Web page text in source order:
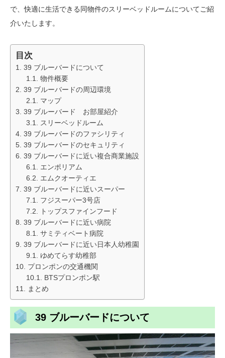
で、快適に生活できる同物件のスリーベッドルームについてご紹
介いたします。
目次
39 ブルーバードについて
物件概要
39 ブルーバードの周辺環境
マップ
39 ブルーバード お部屋紹介
スリーベッドルーム
39 ブルーバードのファシリティ
39 ブルーバードのセキュリティ
39 ブルーバードに近い複合商業施設
エンポリアム
エムクオーティエ
39 ブルーバードに近いスーパー
フジスーパー3号店
トップスファインフード
39 ブルーバードに近い病院
サミティベート病院
39 ブルーバードに近い日本人幼稚園
ゆめてらす幼稚部
プロンポンの交通機関
BTSプロンポン駅
まとめ
39 ブルーバードについて